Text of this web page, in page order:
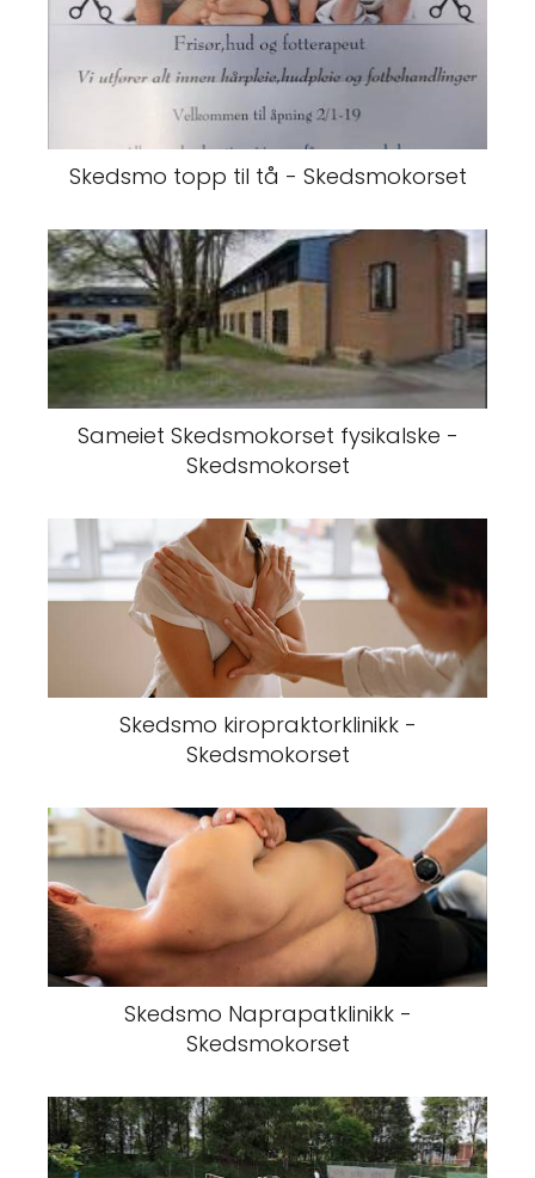
Skedsmo topp til tå - Skedsmokorset
Sameiet Skedsmokorset fysikalske -
Skedsmokorset
Skedsmo kiropraktorklinikk -
Skedsmokorset
Skedsmo Naprapatklinikk -
Skedsmokorset